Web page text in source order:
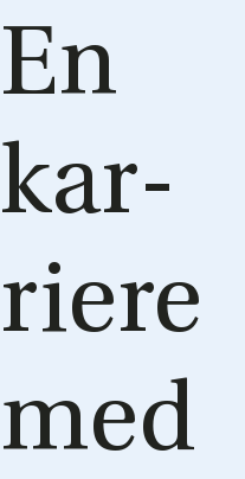
En
kar­
ri­e­re
med